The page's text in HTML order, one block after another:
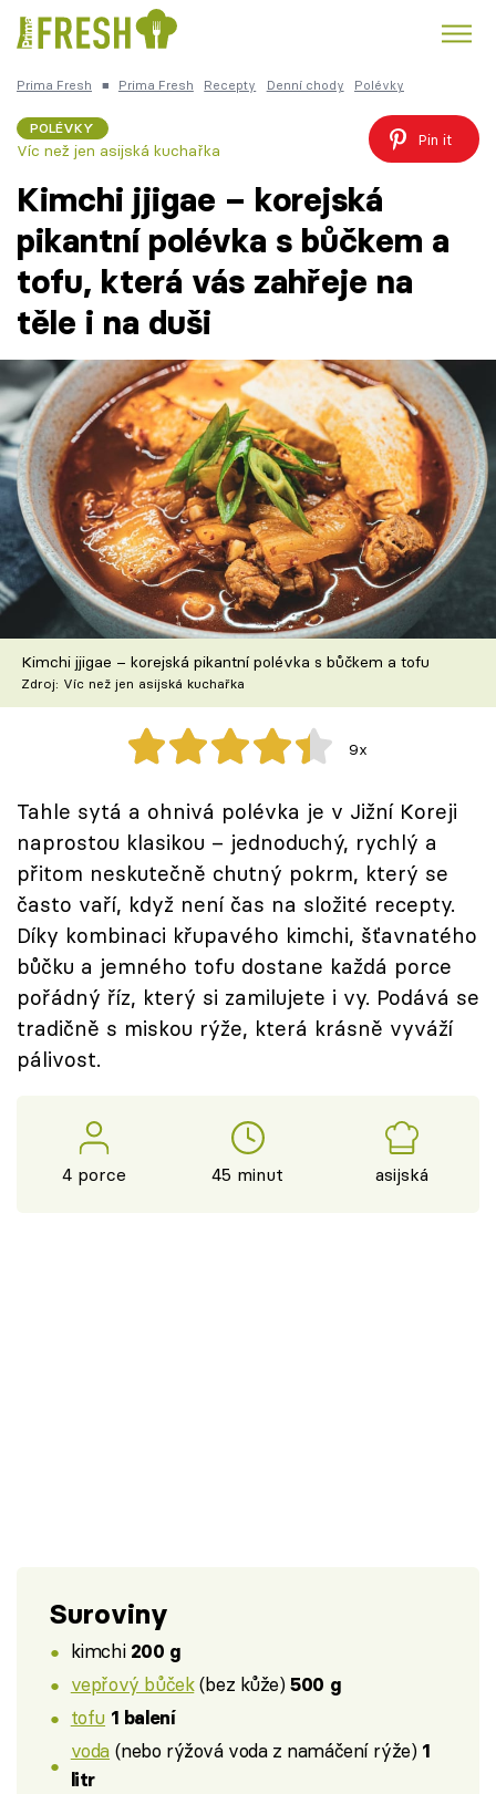
Česká kuchyně Čokoláda
Témata
Články
TV Program
Škola vaření
Recepty z TV
Speciál: Cuketa
Těhotnej kuchař
Sledujte prima+
Přihlášení
Sledujte nás
Prima Fresh ■ Prima Fresh Recepty Denní chody Polévky
POLÉVKY
Víc než jen asijská kuchařka
Pin it
Kimchi jjigae – korejská
pikantní polévka s bůčkem a
tofu, která vás zahřeje na
těle i na duši
Kimchi jjigae – korejská pikantní polévka s bůčkem a tofu
Zdroj: Víc než jen asijská kuchařka
9x
Tahle sytá a ohnivá polévka je v Jižní Koreji
naprostou klasikou – jednoduchý, rychlý a
přitom neskutečně chutný pokrm, který se
často vaří, když není čas na složité recepty.
Díky kombinaci křupavého kimchi, šťavnatého
bůčku a jemného tofu dostane každá porce
pořádný říz, který si zamilujete i vy. Podává se
tradičně s miskou rýže, která krásně vyváží
pálivost.
4 porce 45 minut asijská
Suroviny
kimchi 200 g
vepřový bůček(bez kůže)500 g
tofu 1 balení
voda (nebo rýžová voda z namáčení rýže) 1
litr